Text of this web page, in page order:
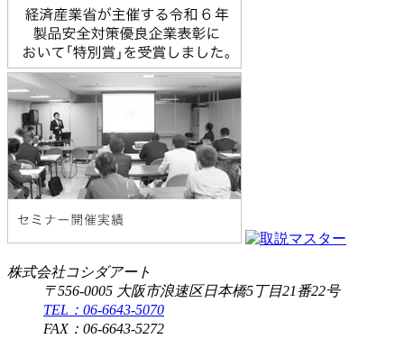
株式会社コシダアート
〒556-0005 大阪市浪速区日本橋5丁目21番22号
TEL：06-6643-5070
FAX：06-6643-5272